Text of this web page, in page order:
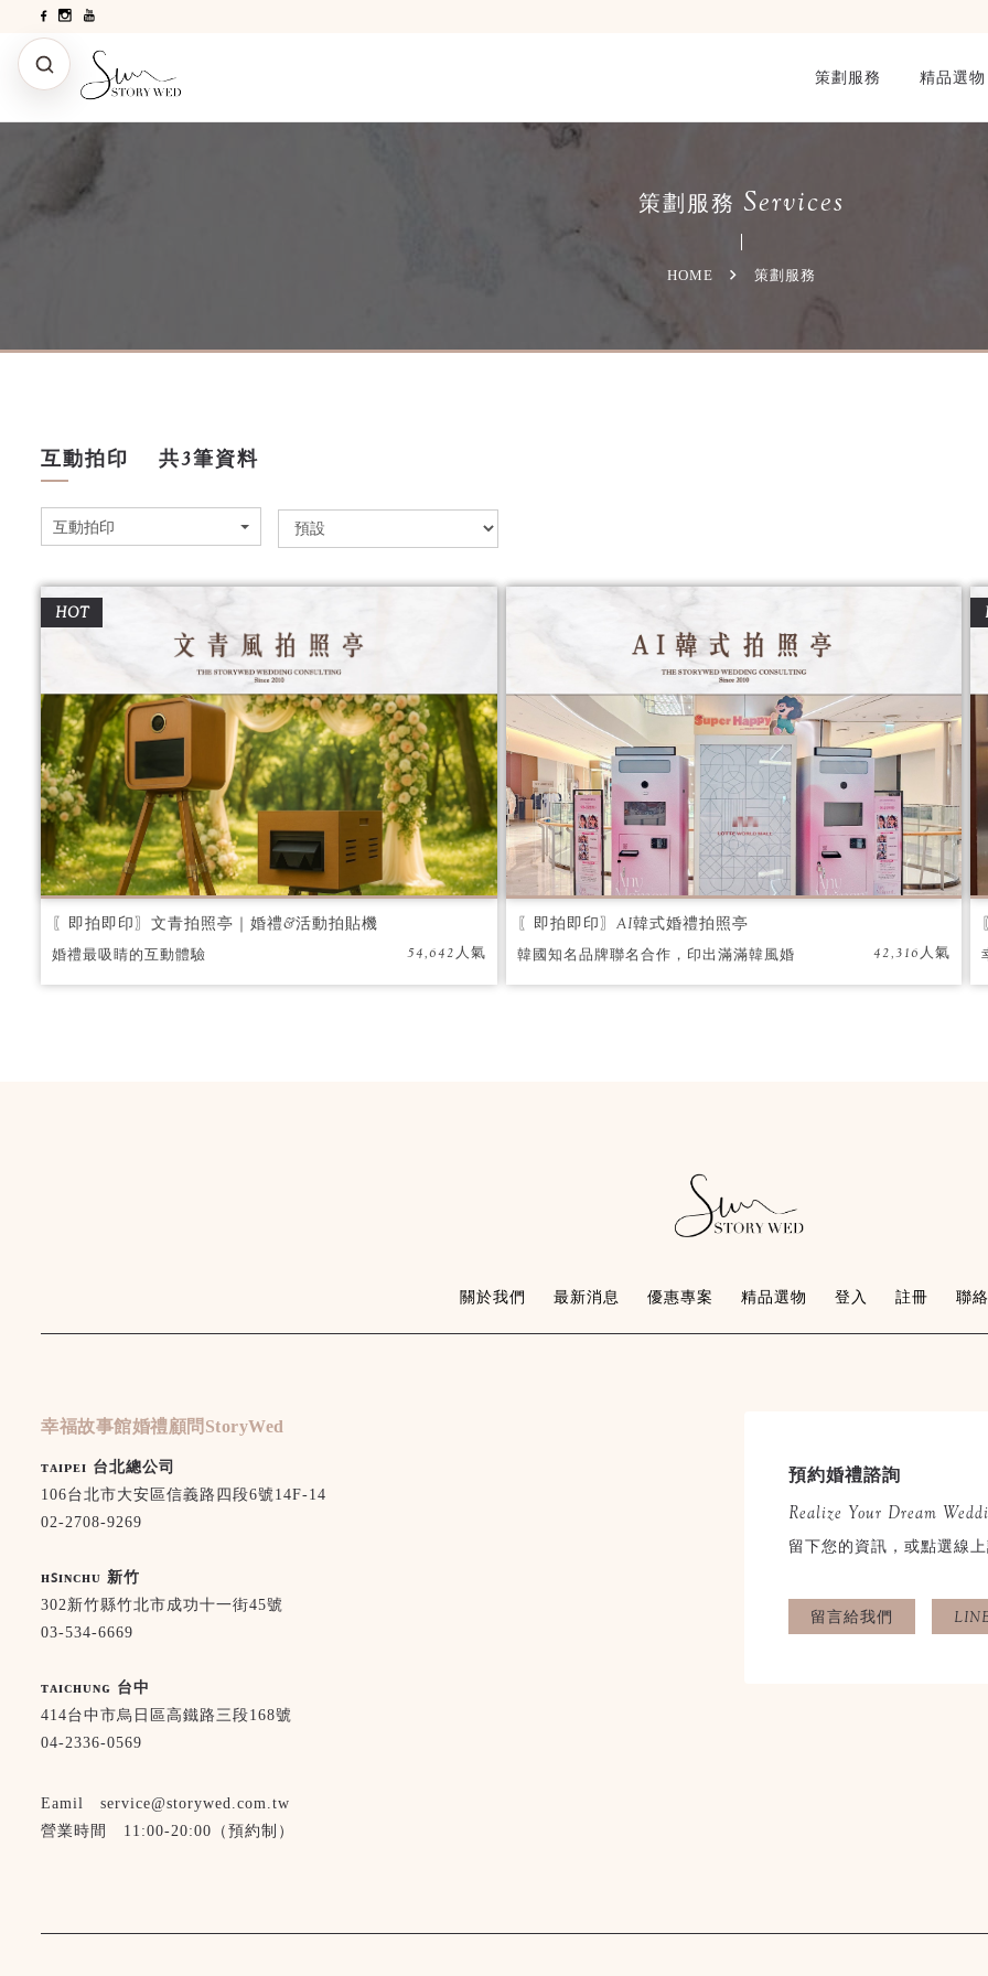
策劃服務 精品選物
策劃服務 Services
HOME 策劃服務
互動拍印 共3筆資料
互動拍印
HOT
〖即拍即印〗文青拍照亭｜婚禮&活動拍貼機
婚禮最吸睛的互動體驗 54,642人氣
〖即拍即印〗AI韓式婚禮拍照亭
韓國知名品牌聯名合作，印出滿滿韓風婚
禮！
42,316人氣
關於我們 最新消息 優惠專案 精品選物 登入 註冊 聯
幸福故事館婚禮顧問StoryWed
ᴛᴀɪᴘᴇɪ 台北總公司
106台北市大安區信義路四段6號14F-14
02-2708-9269
ʜꜱɪɴᴄʜᴜ 新竹
302新竹縣竹北市成功十一街45號
03-534-6669
ᴛᴀɪᴄʜᴜɴɢ 台中
414台中市烏日區高鐵路三段168號
04-2336-0569
Eamil service@storywed.com.tw
營業時間 11:00-20:00（預約制）
預約婚禮諮詢
Realize Your Dream
留下您的資訊，或點選線
留言給我們